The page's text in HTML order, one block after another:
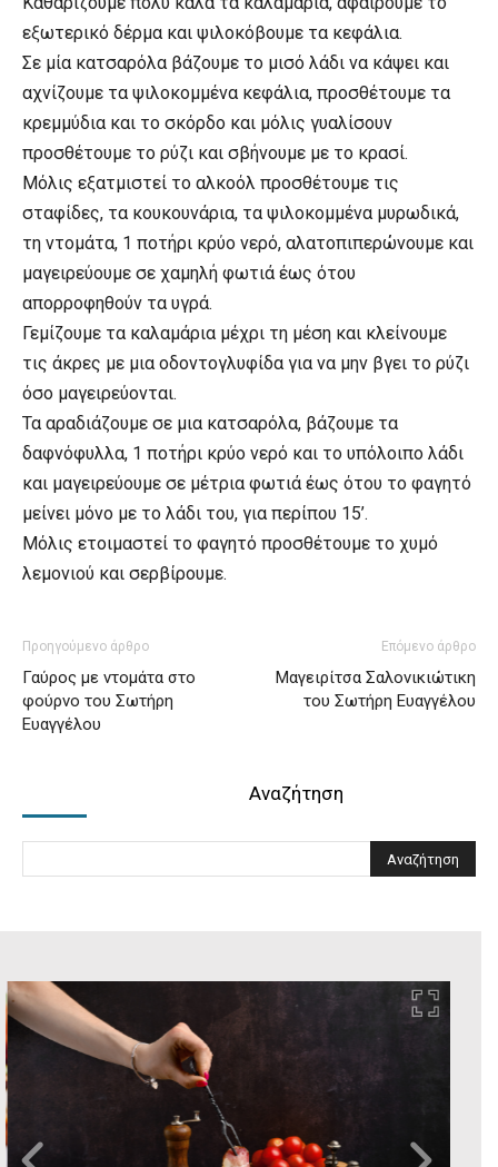
εξωτερικό δέρμα και ψιλοκόβουμε τα κεφάλια.
Σε μία κατσαρόλα βάζουμε το μισό λάδι να κάψει και
αχνίζουμε τα ψιλοκομμένα κεφάλια, προσθέτουμε τα
κρεμμύδια και το σκόρδο και μόλις γυαλίσουν
προσθέτουμε το ρύζι και σβήνουμε με το κρασί.
Μόλις εξατμιστεί το αλκοόλ προσθέτουμε τις
σταφίδες, τα κουκουνάρια, τα ψιλοκομμένα μυρωδικά,
τη ντομάτα, 1 ποτήρι κρύο νερό, αλατοπιπερώνουμε και
μαγειρεύουμε σε χαμηλή φωτιά έως ότου
απορροφηθούν τα υγρά.
Γεμίζουμε τα καλαμάρια μέχρι τη μέση και κλείνουμε
τις άκρες με μια οδοντογλυφίδα για να μην βγει το ρύζι
όσο μαγειρεύονται.
Τα αραδιάζουμε σε μια κατσαρόλα, βάζουμε τα
δαφνόφυλλα, 1 ποτήρι κρύο νερό και το υπόλοιπο λάδι
και μαγειρεύουμε σε μέτρια φωτιά έως ότου το φαγητό
μείνει μόνο με το λάδι του, για περίπου 15’.
Μόλις ετοιμαστεί το φαγητό προσθέτουμε το χυμό
λεμονιού και σερβίρουμε.
Προηγούμενο άρθρο
Γαύρος με ντομάτα στο
φούρνο του Σωτήρη
Ευαγγέλου
Επόμενο άρθρο
Μαγειρίτσα Σαλονικιώτικη
του Σωτήρη Ευαγγέλου
Αναζήτηση